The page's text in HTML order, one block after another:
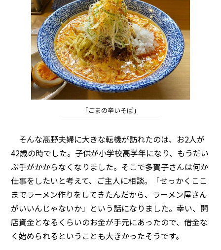
「ごまの辛いそば」
そんな髙野夫婦に大きな転機が訪れたのは、お2人が
42歳の時でした。子供が小学校高学年になり、もうだい
ぶ手がかからなくなりました。そこで多賀子さんは何か
仕事をしたいと考えて、ご主人に相談。「せっかくここ
までラーメン作りをしてきたんだから、ラーメン屋さん
がいいんじゃないか」という話になりました。幸い、開
店資金となるくらいのお金が手元にあったので、借金な
く始められるということも大きかったそうです。